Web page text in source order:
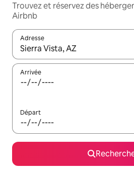
Trouvez et réservez des
Airbnb
Adresse
Lorsque les résultats s'affichent,
Arrivée
Départ